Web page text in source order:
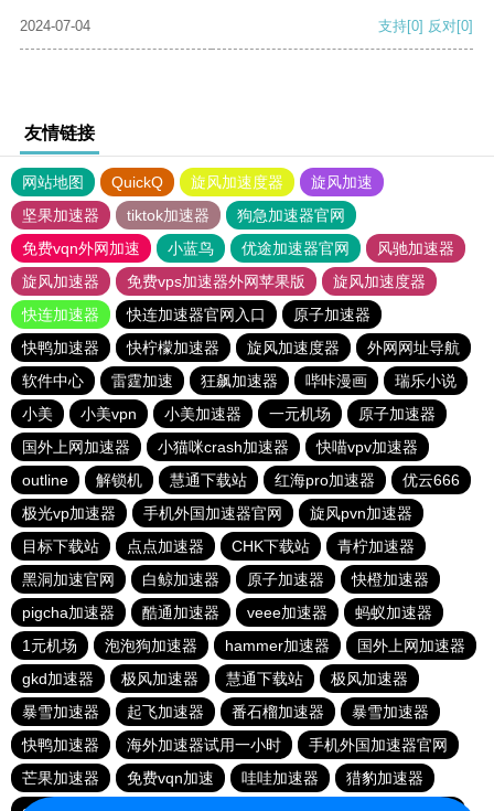
2024-07-04 支持[0] 反对[0]
友情链接
网站地图 QuickQ 旋风加速度器
旋风加速
坚果加速器
tiktok加速器
狗急加速器官网
免费vqn外网加速
小蓝鸟 优途加速器官网
风驰加速器
旋风加速器
免费vps加速器外网苹果版
旋风加速度器
快连加速器
快连加速器官网入口
原子加速器
快鸭加速器
快柠檬加速器 旋风加速度器
外网网址导航
软件中心
雷霆加速 狂飙加速器 哔咔漫画
瑞乐小说
小美
小美vpn 小美加速器 一元机场
原子加速器
国外上网加速器
小猫咪crash加速器
快喵vpv加速器
outline
解锁机 慧通下载站 红海pro加速器
优云666
极光vp加速器
手机外国加速器官网
旋风pvn加速器
目标下载站
点点加速器 CHK下载站
青柠加速器
黑洞加速官网
白鲸加速器 原子加速器
快橙加速器
pigcha加速器
酷通加速器 veee加速器
蚂蚁加速器
1元机场
泡泡狗加速器 hammer加速器
国外上网加速器
gkd加速器
极风加速器 慧通下载站
极风加速器
暴雪加速器
起飞加速器 番石榴加速器
暴雪加速器
快鸭加速器
海外加速器试用一小时
手机外国加速器官网
芒果加速器
免费vqn加速 哇哇加速器
猎豹加速器